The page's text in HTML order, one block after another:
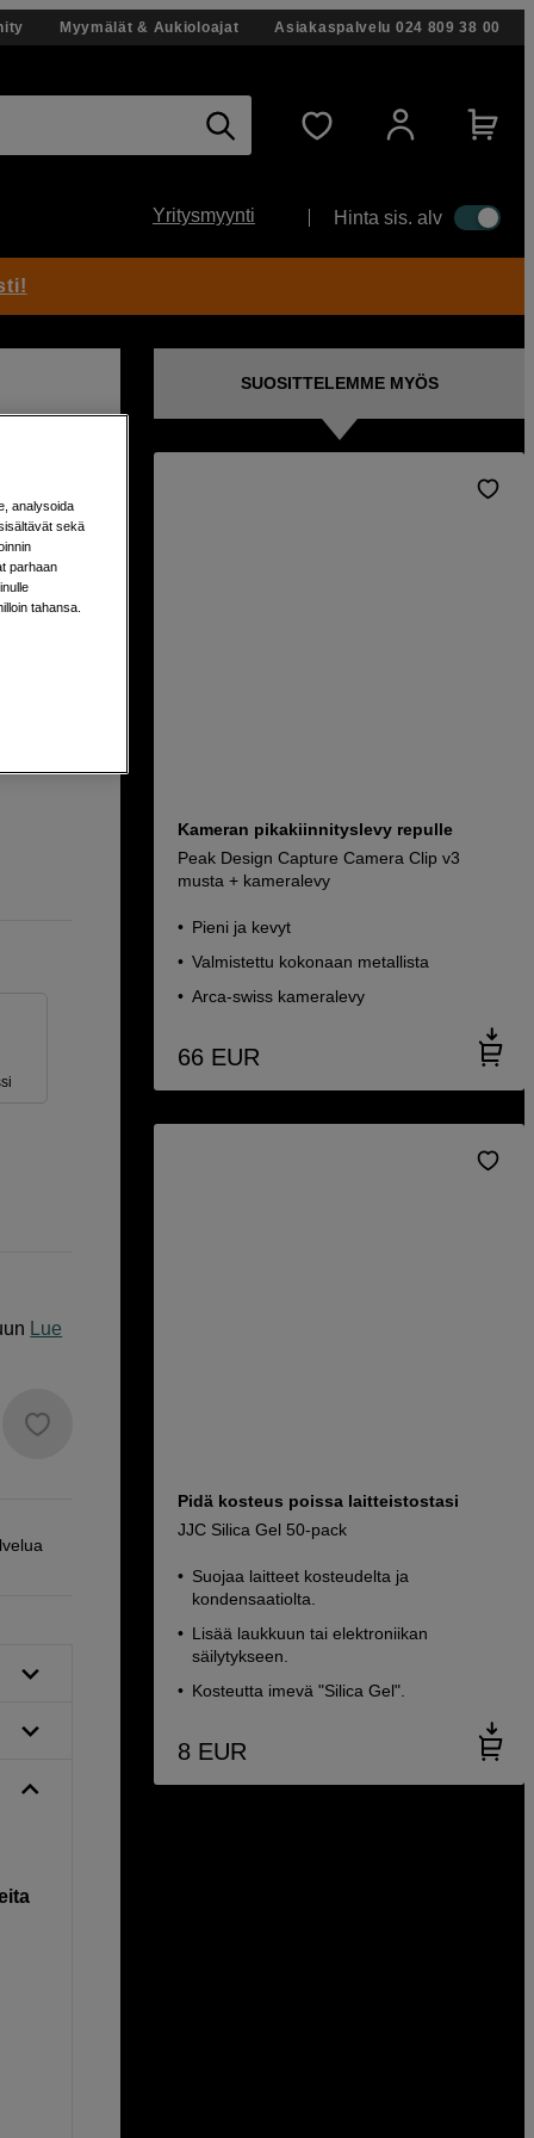
Myymälät & Aukioloajat Asiakaspalvelu 024 809 38 00
Yritysmyynti Hinta sis. alv
Lue
SUOSITTELEMME MYÖS
Kameran pikakiinnityslevy repulle
Peak Design Capture Camera Clip v3
musta + kameralevy
Pieni ja kevyt
Valmistettu kokonaan metallista
Arca-swiss kameralevy
66 EUR
Pidä kosteus poissa laitteistostasi
JJC Silica Gel 50-pack
Suojaa laitteet kosteudelta ja
kondensaatiolta.
Lisää laukkuun tai elektroniikan
säilytykseen.
Kosteutta imevä "Silica Gel".
8 EUR
analysoida
sekä
parhaan
tahansa.